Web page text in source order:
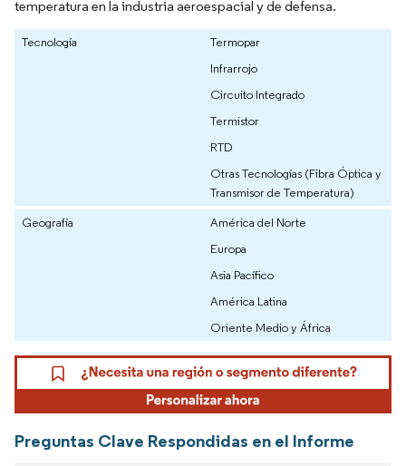
temperatura en la industria aeroespacial y de defensa.
Tecnología
Termopar
Infrarrojo
Circuito Integrado
Termistor
RTD
Otras Tecnologías (Fibra Óptica y
Transmisor de Temperatura)
Geografía
América del Norte
Europa
Asia Pacífico
América Latina
Oriente Medio y África
Preguntas Clave Respondidas en el Informe